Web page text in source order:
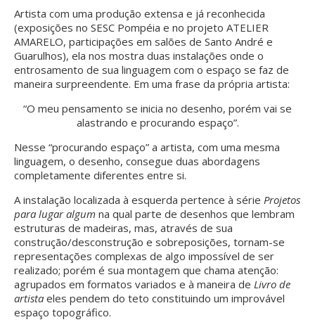
Artista com uma produção extensa e já reconhecida
(exposições no SESC Pompéia e no projeto ATELIER
AMARELO, participações em salões de Santo André e
Guarulhos), ela nos mostra duas instalações onde o
entrosamento de sua linguagem com o espaço se faz de
maneira surpreendente. Em uma frase da própria artista:
“O meu pensamento se inicia no desenho, porém vai se
alastrando e procurando espaço”.
Nesse “procurando espaço” a artista, com uma mesma
linguagem, o desenho, consegue duas abordagens
completamente diferentes entre si.
A instalação localizada à esquerda pertence à série Projetos
para lugar algum na qual parte de desenhos que lembram
estruturas de madeiras, mas, através de sua
construção/desconstrução e sobreposições, tornam-se
representações complexas de algo impossível de ser
realizado; porém é sua montagem que chama atenção:
agrupados em formatos variados e à maneira de Livro de
artista eles pendem do teto constituindo um improvável
espaço topográfico.